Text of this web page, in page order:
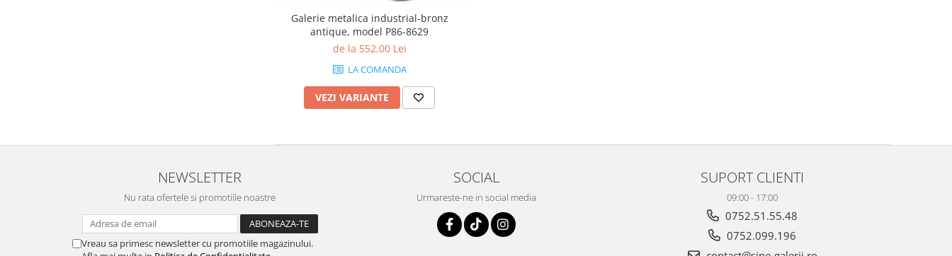
Galerie metalica industrial-bronz
antique, model P86-8629
de la 552,00 Lei
LA COMANDA
VEZI VARIANTE
NEWSLETTER
Nu rata ofertele si promotiile noastre
Vreau sa primesc newsletter cu promotiile magazinului.
SOCIAL
Urmareste-ne in social media
SUPORT CLIENTI
09:00 - 17:00
0752.51.55.48
0752.099.196